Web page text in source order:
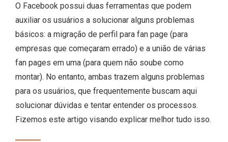
O Facebook possui duas ferramentas que podem
auxiliar os usuários a solucionar alguns problemas
básicos: a migração de perfil para fan page (para
empresas que começaram errado) e a união de várias
fan pages em uma (para quem não soube como
montar). No entanto, ambas trazem alguns problemas
para os usuários, que frequentemente buscam aqui
solucionar dúvidas e tentar entender os processos.
Fizemos este artigo visando explicar melhor tudo isso.